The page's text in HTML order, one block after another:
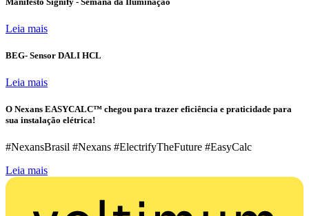
Leia mais
BEG- Sensor DALI HCL
Leia mais
O Nexans EASYCALC™ chegou para trazer eficiência e praticidade para
sua instalação elétrica!
#NexansBrasil #Nexans #ElectrifyTheFuture #EasyCalc
Leia mais